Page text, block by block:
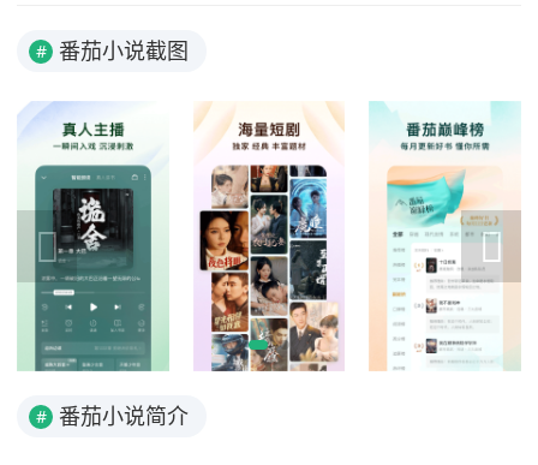
# 番茄小说截图
# 番茄小说简介